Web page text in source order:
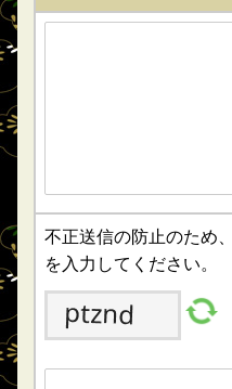
不正送信の防止のため
を入力してください。